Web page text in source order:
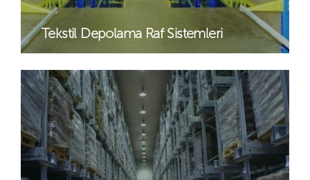
Tekstil Depolama Raf Sistemleri